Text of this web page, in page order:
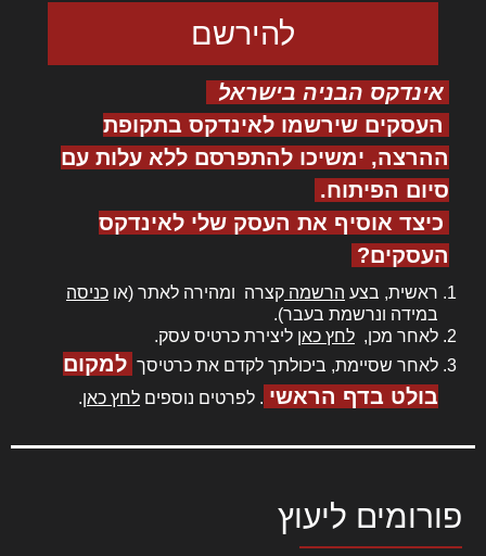
אינדקס הבניה בישראל
העסקים שירשמו לאינדקס בתקופת
ההרצה, ימשיכו להתפרסם ללא עלות עם
סיום הפיתוח.
כיצד אוסיף את העסק שלי לאינדקס
העסקים?
ראשית, בצע הרשמה קצרה ומהירה לאתר (או כניסה
במידה ונרשמת בעבר).
לאחר מכן, לחץ כאן ליצירת כרטיס עסק.
לאחר שסיימת, ביכולתך לקדם את כרטיסך למקום
בולט בדף הראשי . לפרטים נוספים לחץ כאן.
פורומים ליעוץ